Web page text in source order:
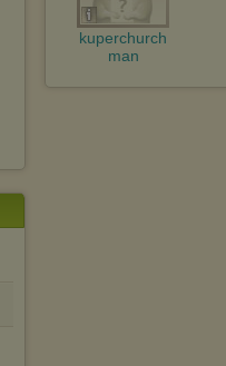
kuperchurch
man